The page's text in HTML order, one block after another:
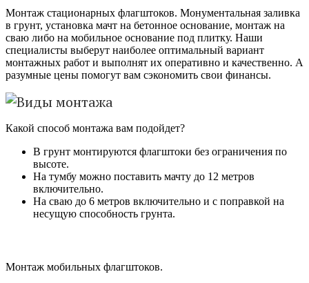
Монтаж стационарных флагштоков. Монументальная заливка
в грунт, установка мачт на бетонное основание, монтаж на
сваю либо на мобильное основание под плитку. Наши
специалисты выберут наиболее оптимальный вариант
монтажных работ и выполнят их оперативно и качественно. А
разумные цены помогут вам сэкономить свои финансы.
Какой способ монтажа вам подойдет?
В грунт монтируются флагштоки без ограничения по
высоте.
На тумбу можно поставить мачту до 12 метров
включительно.
На сваю до 6 метров включительно и с поправкой на
несущую способность грунта.
Монтаж мобильных флагштоков.